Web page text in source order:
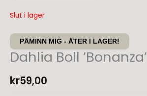
Slut i lager
PÅMINN MIG - ÅTER I LAGER!
Dahlia Boll ’Bonanza’
kr59,00